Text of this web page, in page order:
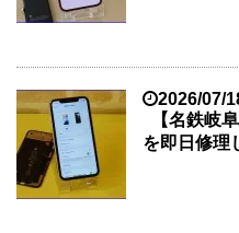
2026/07/
【名鉄岐
を即日修理